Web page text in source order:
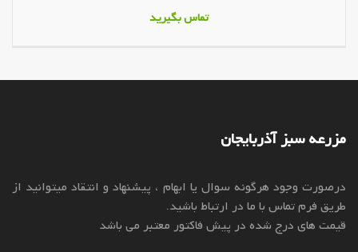
تماس بگیرید
مزرعه سبز آذربایجان
درصورت وجود هرگونه سوال یا ابهام ، پیشنهاد و انتقاد میتوانید از
طریق فرم تماس با ما در ارتباط باشید.
قیمت های درج شده در پیش فاکتور معتبر می باشد